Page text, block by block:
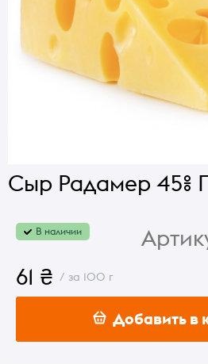
Сыр Радамер 45%
В наличии
61 ₴ / за 100 г
Добавить в